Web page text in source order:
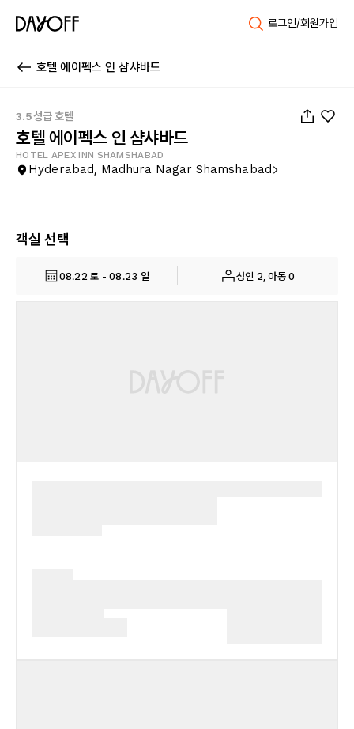
로그인/회원가입
호텔 에이펙스 인 샴샤바드
3.5성급 호텔
호텔 에이펙스 인 샴샤바드
HOTEL APEX INN SHAMSHABAD
Hyderabad, Madhura Nagar Shamshabad
객실 선택
08.22 토 - 08.23 일 성인 2, 아동 0